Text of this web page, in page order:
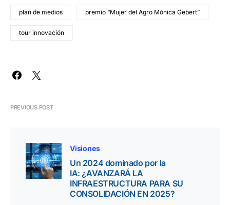
plan de medios premio “Mujer del Agro Mónica Gebert”
tour innovación
PREVIOUS POST
Visiones
Un 2024 dominado por la
IA: ¿AVANZARÁ LA
INFRAESTRUCTURA PARA SU
CONSOLIDACIÓN EN 2025?